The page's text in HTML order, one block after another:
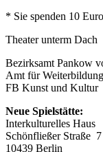
* Sie spenden 10
Theater unterm Dach
Bezirksamt Pankow
Amt für
FB Kunst und Kultur
Neue Spielstätte:
Interkulturelles Haus
Schönfließer Straße 7
10439 Berlin